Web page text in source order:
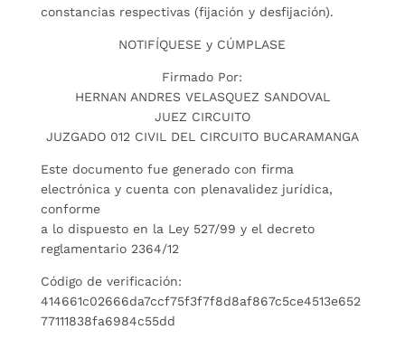
constancias respectivas (fijación y desfijación).
NOTIFÍQUESE y CÚMPLASE
Firmado Por:
HERNAN ANDRES VELASQUEZ SANDOVAL
JUEZ CIRCUITO
JUZGADO 012 CIVIL DEL CIRCUITO BUCARAMANGA
Este documento fue generado con firma
electrónica y cuenta con plenavalidez jurídica,
conforme
a lo dispuesto en la Ley 527/99 y el decreto
reglamentario 2364/12
Código de verificación:
414661c02666da7ccf75f3f7f8d8af867c5ce4513e652
77111838fa6984c55dd